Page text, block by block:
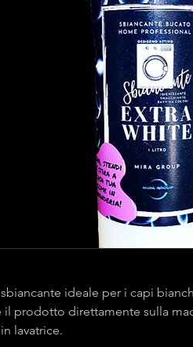
ideale per i capi
il prodotto direttamente sulla
lavatrice.